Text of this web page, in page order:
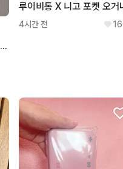
(정품) 세인트앤드류스 St. Andrews 카라 티셔츠 여성골프 S
4시간 전 16